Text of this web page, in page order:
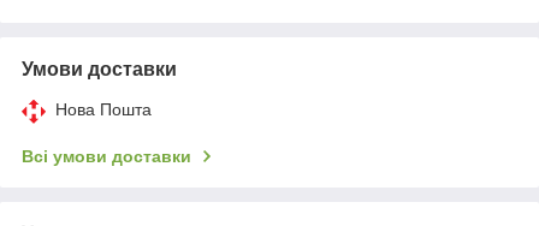
Умови доставки
Нова Пошта
Всі умови доставки